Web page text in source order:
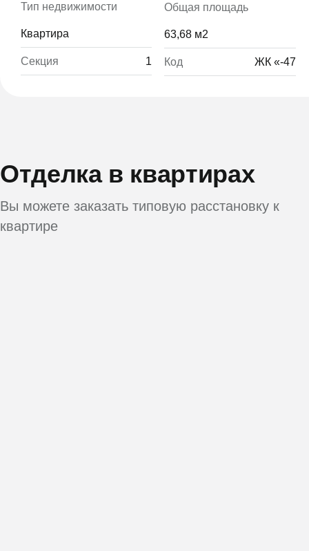
Тип недвижимости
Квартира
Секция 1
Общая площадь
63,68 м2
Код ЖК «-47
Отделка в квартирах
Вы можете заказать типовую расстановку к
квартире